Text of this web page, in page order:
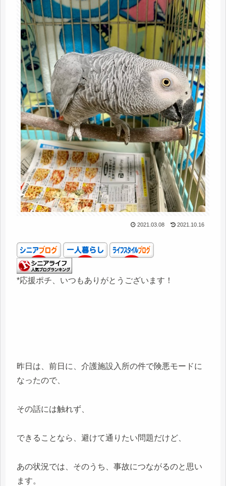
2021.03.08 2021.10.16
*応援ポチ、いつもありがとうございます！
昨日は、前日に、介護施設入所の件で険悪モードに
なったので、
その話には触れず、
できることなら、避けて通りたい問題だけど、
あの状況では、そのうち、事故につながるのと思い
ます。